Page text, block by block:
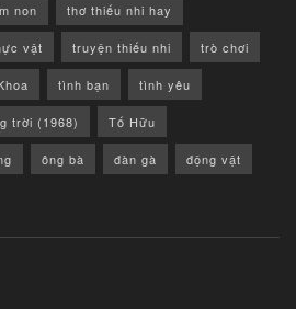
non thơ thiếu nhi hay
vật truyện thiếu nhi trò chơi
tình bạn tình yêu
trời (1968) Tố Hữu
ông bà đàn gà động vật